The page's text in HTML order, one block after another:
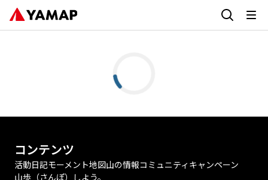
コンテンツ
活動日記モーメント地図山の情報コミュニティ キャンペーン
山歩（さんぽ）しよう。